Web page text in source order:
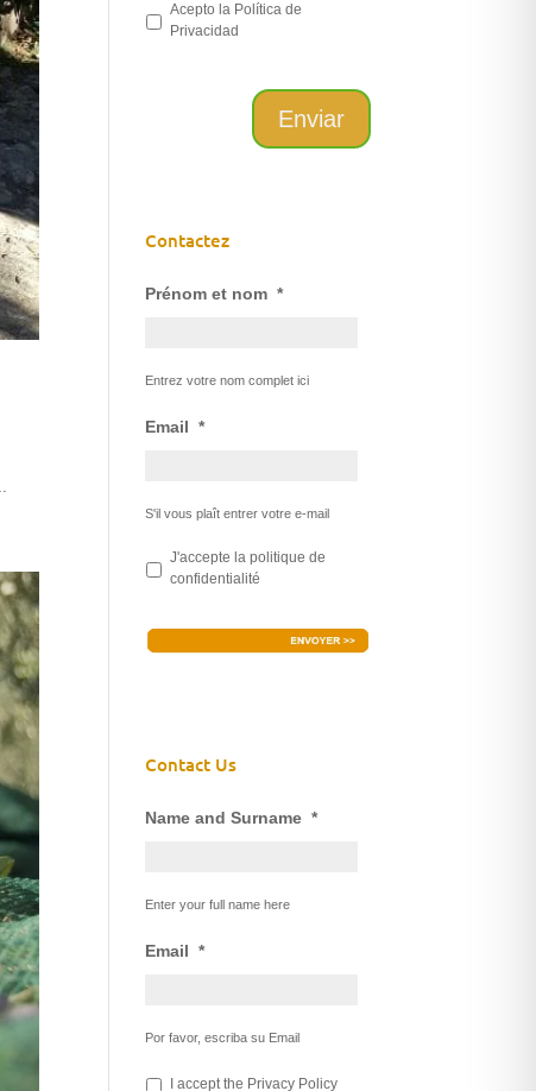
Acepto la Política de
Privacidad
Contactez
Prénom et nom *
Entrez votre nom complet ici
Email *
S'il vous plaît entrer votre e-mail
J'accepte lapolitique de
confidentialité
Contact Us
Name and Surname *
Enter your full name here
Email *
Por favor, escriba su Email
* I accept the Privacy Policy